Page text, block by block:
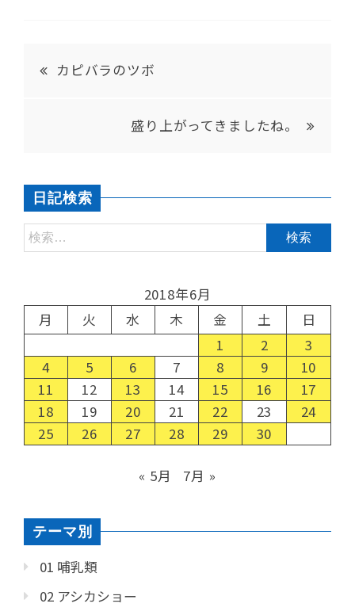
カピバラのツボ
盛り上がってきましたね。
日記検索
2018年6月
月
火 水 木 金 土
日
1
2
3
4
5 6 7 8 9
10
11
12 13 14 15 16
17
18
19 20 21 22 23
24
25
26 27 28 29 30
« 5月 7月 »
テーマ別
01 哺乳類
02 アシカショー